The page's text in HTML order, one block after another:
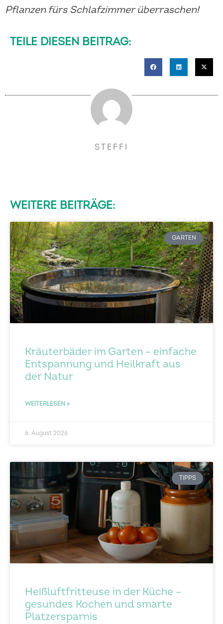
Pflanzen fürs Schlafzimmer überraschen!
TEILE DIESEN BEITRAG:
STEFFI
WEITERE BEITRÄGE:
GARTEN
Kräuterbäder im Garten – einfache
Entspannung und Heilkraft aus
der Natur
WEITERLESEN »
6. August 2026
TIPPS
Heißluftfritteuse in der Küche –
gesundes Kochen und smarte
Platzersparnis